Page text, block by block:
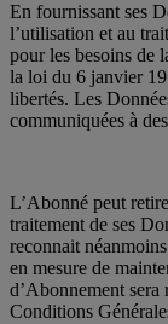
En fournissant ses
l’utilisation et au
pour les besoins de
la loi du 6 janvier
libertés. Les
communiquées à
L’Abonné peut
traitement de ses
reconnait
en mesure de
d’Abonnement
Conditions